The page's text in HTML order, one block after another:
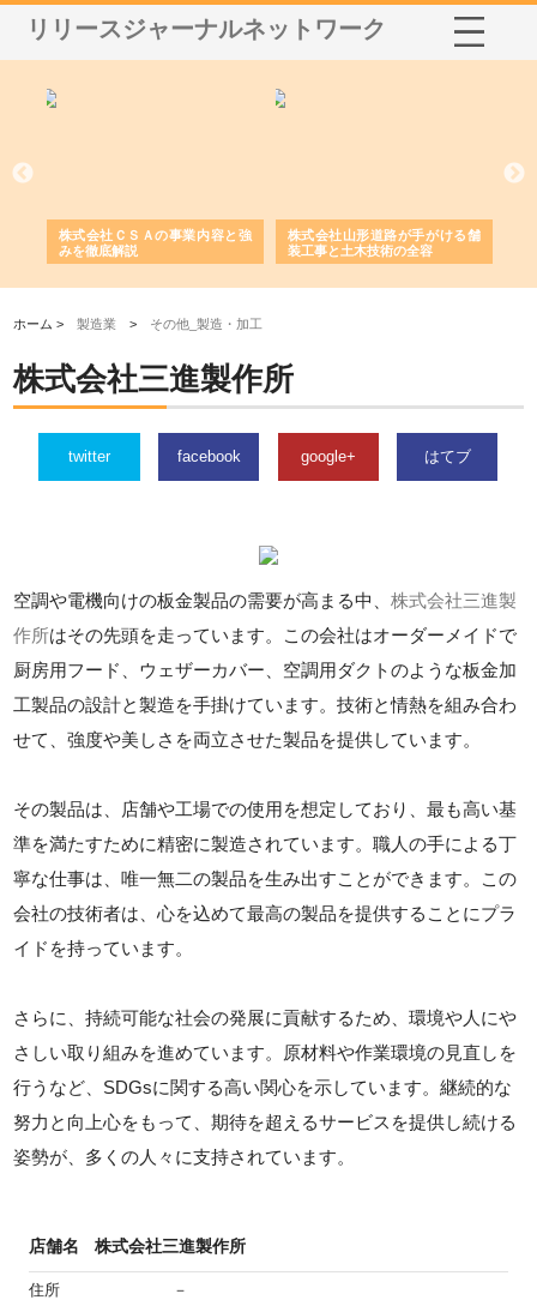
リリースジャーナルネットワーク
株式会社ＣＳＡの事業内容と強
みを徹底解説
株式会社山形道路が手がける舗
装工事と土木技術の全容
ホーム >製造業 > その他_製造・加工
株式会社三進製作所
twitter facebook google+ はてブ
空調や電機向けの板金製品の需要が高まる中、株式会社三進製
作所はその先頭を走っています。この会社はオーダーメイドで
厨房用フード、ウェザーカバー、空調用ダクトのような板金加
工製品の設計と製造を手掛けています。技術と情熱を組み合わ
せて、強度や美しさを両立させた製品を提供しています。
その製品は、店舗や工場での使用を想定しており、最も高い基
準を満たすために精密に製造されています。職人の手による丁
寧な仕事は、唯一無二の製品を生み出すことができます。この
会社の技術者は、心を込めて最高の製品を提供することにプラ
イドを持っています。
さらに、持続可能な社会の発展に貢献するため、環境や人にや
さしい取り組みを進めています。原材料や作業環境の見直しを
行うなど、SDGsに関する高い関心を示しています。継続的な
努力と向上心をもって、期待を超えるサービスを提供し続ける
姿勢が、多くの人々に支持されています。
店舗名 株式会社三進製作所
住所 －